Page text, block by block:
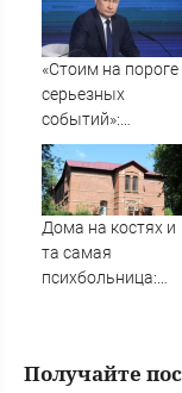
России
«Стоим на пороге
серьезных
событий»:
Дандыкин
рассказал, чего
ждать после
звонка Путина
Дома на костях и
та самая
психбольница:
Новгороде —
Получайте